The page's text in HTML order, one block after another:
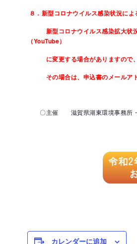
８．新型コロナウイルス感染状況に
新型コロナウイルス感染拡大状況
（YouTube）
に変更する場合がありますので、
その場合は、申込書のメールアド
〇主催 滋賀県湖東環境事務所・
カレンダーに追加